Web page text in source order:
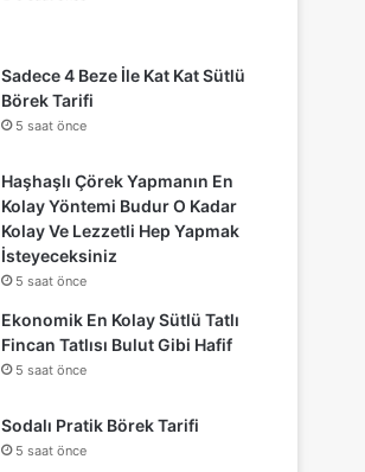
Sadece 4 Beze İle Kat Kat Sütlü
Börek Tarifi
5 saat önce
Haşhaşlı Çörek Yapmanın En
Kolay Yöntemi Budur O Kadar
Kolay Ve Lezzetli Hep Yapmak
İsteyeceksiniz
5 saat önce
Ekonomik En Kolay Sütlü Tatlı
Fincan Tatlısı Bulut Gibi Hafif
5 saat önce
Sodalı Pratik Börek Tarifi
5 saat önce